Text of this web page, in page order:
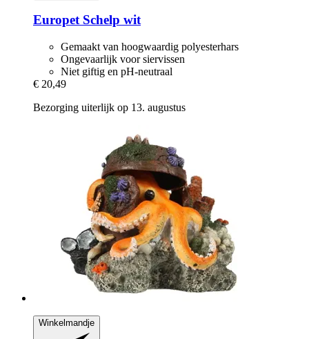
EuropetSchelp wit
Gemaakt van hoogwaardig polyesterhars
Ongevaarlijk voor siervissen
Niet giftig en pH-neutraal
€ 20,49
Bezorging uiterlijk op 13. augustus
Winkelmandje